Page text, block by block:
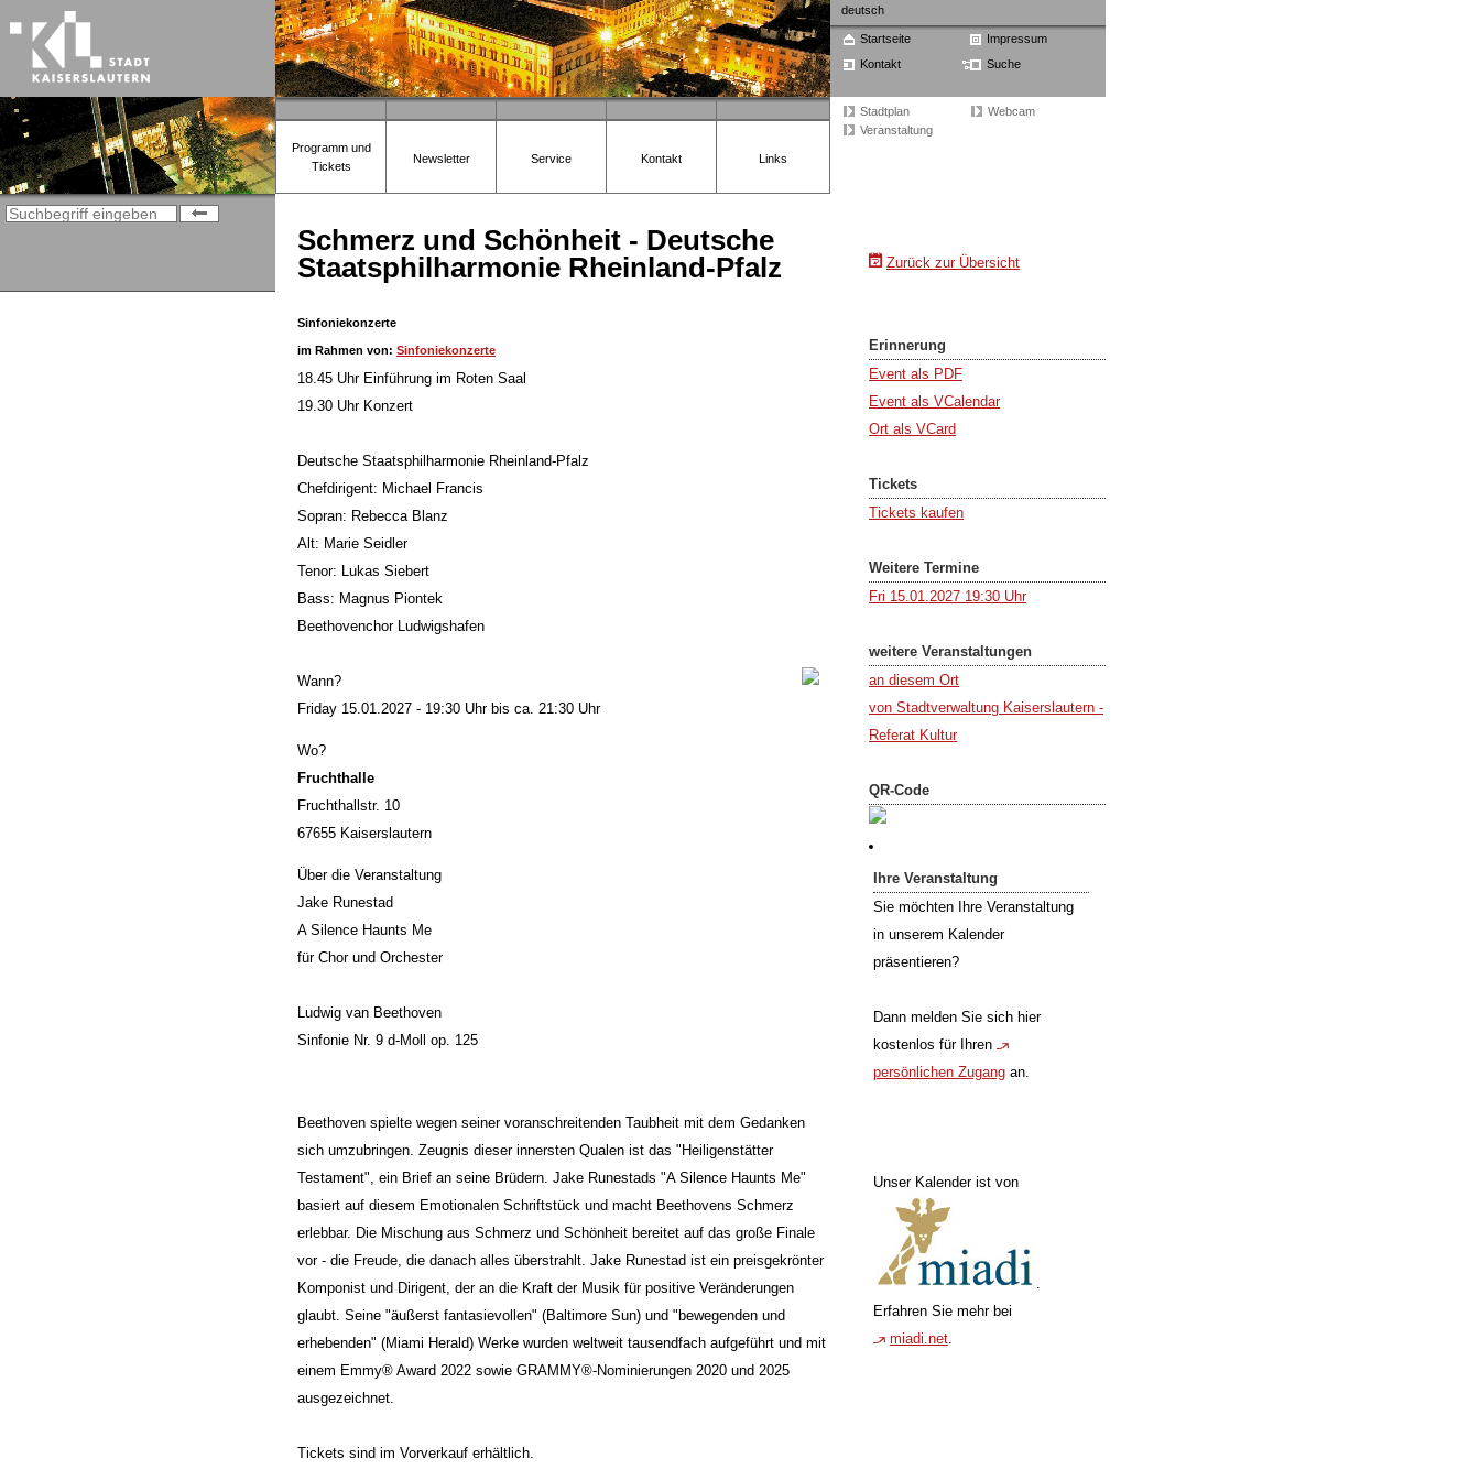
Programm und
Tickets
Newsletter Service Kontakt Links
deutsch
Startseite
Kontakt
Impressum
Suche
Stadtplan
Veranstaltung
Webcam
Schmerz und Schönheit - Deutsche
Staatsphilharmonie Rheinland-Pfalz
Sinfoniekonzerte
im Rahmen von: Sinfoniekonzerte
18.45 Uhr Einführung im Roten Saal
19.30 Uhr Konzert
Deutsche Staatsphilharmonie Rheinland-Pfalz
Chefdirigent: Michael Francis
Sopran: Rebecca Blanz
Alt: Marie Seidler
Tenor: Lukas Siebert
Bass: Magnus Piontek
Beethovenchor Ludwigshafen
Wann?
Friday 15.01.2027 - 19:30 Uhr bis ca. 21:30 Uhr
Wo?
Fruchthalle
Fruchthallstr. 10
67655 Kaiserslautern
Über die Veranstaltung
Jake Runestad
A Silence Haunts Me
für Chor und Orchester
Ludwig van Beethoven
Sinfonie Nr. 9 d-Moll op. 125
Beethoven spielte wegen seiner voranschreitenden Taubheit mit dem Gedanken
sich umzubringen. Zeugnis dieser innersten Qualen ist das "Heiligenstätter
Testament", ein Brief an seine Brüdern. Jake Runestads "A Silence Haunts Me"
basiert auf diesem Emotionalen Schriftstück und macht Beethovens Schmerz
erlebbar. Die Mischung aus Schmerz und Schönheit bereitet auf das große Finale
vor - die Freude, die danach alles überstrahlt. Jake Runestad ist ein preisgekrönter
Komponist und Dirigent, der an die Kraft der Musik für positive Veränderungen
glaubt. Seine "äußerst fantasievollen" (Baltimore Sun) und "bewegenden und
erhebenden" (Miami Herald) Werke wurden weltweit tausendfach aufgeführt und mit
einem Emmy® Award 2022 sowie GRAMMY®-Nominierungen 2020 und 2025
ausgezeichnet.
Tickets sind im Vorverkauf erhältlich.
Zurück zur Übersicht
Erinnerung
Event als PDF
Event als VCalendar
Ort als VCard
Tickets
Tickets kaufen
Weitere Termine
Fri 15.01.2027 19:30 Uhr
weitere Veranstaltungen
an diesem Ort
von Stadtverwaltung Kaiserslautern -
Referat Kultur
QR-Code
Ihre Veranstaltung
Sie möchten Ihre Veranstaltung
in unserem Kalender
präsentieren?
Dann melden Sie sich hier
kostenlos für Ihren
persönlichen Zugangan.
Unser Kalender ist von
Erfahren Sie mehr bei
miadi.net.